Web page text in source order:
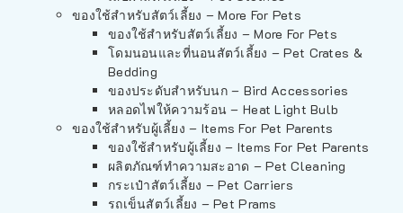
ของใช้สำหรับสัตว์เลี้ยง – More For Pets
ของใช้สำหรับสัตว์เลี้ยง – More For Pets
โดมนอนและที่นอนสัตว์เลี้ยง – Pet Crates &
Bedding
ของประดับสำหรับนก – Bird Accessories
หลอดไฟให้ความร้อน – Heat Light Bulb
ของใช้สำหรับผู้เลี้ยง – Items For Pet Parents
ของใช้สำหรับผู้เลี้ยง – Items For Pet Parents
ผลิตภัณฑ์ทำความสะอาด – Pet Cleaning
กระเป๋าสัตว์เลี้ยง – Pet Carriers
รถเข็นสัตว์เลี้ยง – Pet Prams